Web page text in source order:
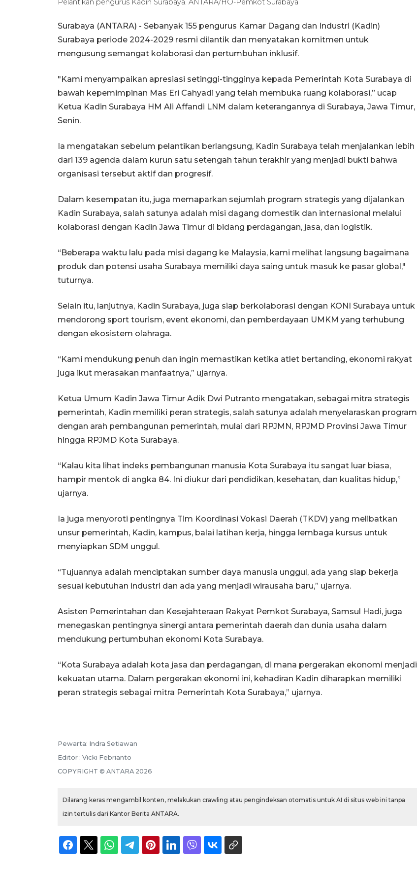
Pelantikan pengurus Kadin Surabaya. ANTARA/HO-Pemkot Surabaya
Surabaya (ANTARA) - Sebanyak 155 pengurus Kamar Dagang dan Industri (Kadin)
Surabaya periode 2024-2029 resmi dilantik dan menyatakan komitmen untuk
mengusung semangat kolaborasi dan pertumbuhan inklusif.
"Kami menyampaikan apresiasi setinggi-tingginya kepada Pemerintah Kota Surabaya di
bawah kepemimpinan Mas Eri Cahyadi yang telah membuka ruang kolaborasi,” ucap
Ketua Kadin Surabaya HM Ali Affandi LNM dalam keterangannya di Surabaya, Jawa Timur,
Senin.
Ia mengatakan sebelum pelantikan berlangsung, Kadin Surabaya telah menjalankan lebih
dari 139 agenda dalam kurun satu setengah tahun terakhir yang menjadi bukti bahwa
organisasi tersebut aktif dan progresif.
Dalam kesempatan itu, juga memaparkan sejumlah program strategis yang dijalankan
Kadin Surabaya, salah satunya adalah misi dagang domestik dan internasional melalui
kolaborasi dengan Kadin Jawa Timur di bidang perdagangan, jasa, dan logistik.
“Beberapa waktu lalu pada misi dagang ke Malaysia, kami melihat langsung bagaimana
produk dan potensi usaha Surabaya memiliki daya saing untuk masuk ke pasar global,"
tuturnya.
Selain itu, lanjutnya, Kadin Surabaya, juga siap berkolaborasi dengan KONI Surabaya untuk
mendorong sport tourism, event ekonomi, dan pemberdayaan UMKM yang terhubung
dengan ekosistem olahraga.
“Kami mendukung penuh dan ingin memastikan ketika atlet bertanding, ekonomi rakyat
juga ikut merasakan manfaatnya,” ujarnya.
Ketua Umum Kadin Jawa Timur Adik Dwi Putranto mengatakan, sebagai mitra strategis
pemerintah, Kadin memiliki peran strategis, salah satunya adalah menyelaraskan program
dengan arah pembangunan pemerintah, mulai dari RPJMN, RPJMD Provinsi Jawa Timur
hingga RPJMD Kota Surabaya.
“Kalau kita lihat indeks pembangunan manusia Kota Surabaya itu sangat luar biasa,
hampir mentok di angka 84. Ini diukur dari pendidikan, kesehatan, dan kualitas hidup,”
ujarnya.
Ia juga menyoroti pentingnya Tim Koordinasi Vokasi Daerah (TKDV) yang melibatkan
unsur pemerintah, Kadin, kampus, balai latihan kerja, hingga lembaga kursus untuk
menyiapkan SDM unggul.
“Tujuannya adalah menciptakan sumber daya manusia unggul, ada yang siap bekerja
sesuai kebutuhan industri dan ada yang menjadi wirausaha baru,” ujarnya.
Asisten Pemerintahan dan Kesejahteraan Rakyat Pemkot Surabaya, Samsul Hadi, juga
menegaskan pentingnya sinergi antara pemerintah daerah dan dunia usaha dalam
mendukung pertumbuhan ekonomi Kota Surabaya.
“Kota Surabaya adalah kota jasa dan perdagangan, di mana pergerakan ekonomi menjadi
kekuatan utama. Dalam pergerakan ekonomi ini, kehadiran Kadin diharapkan memiliki
peran strategis sebagai mitra Pemerintah Kota Surabaya,” ujarnya.
Pewarta: Indra Setiawan
Editor : Vicki Febrianto
COPYRIGHT © ANTARA 2026
Dilarang keras mengambil konten, melakukan crawling atau pengindeksan otomatis untuk AI di situs web ini tanpa
izin tertulis dari Kantor Berita ANTARA.
Pameran multiproduk
Surabaya Great Expo
Sapi 1,4 ton asal Bondowoso